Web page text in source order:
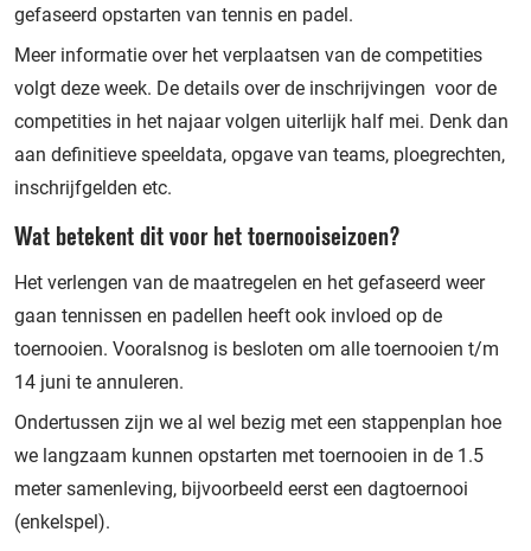
gefaseerd opstarten van tennis en padel.
Meer informatie over het verplaatsen van de competities
volgt deze week. De details over de inschrijvingen voor de
competities in het najaar volgen uiterlijk half mei. Denk dan
aan definitieve speeldata, opgave van teams, ploegrechten,
inschrijfgelden etc.
Wat betekent dit voor het toernooiseizoen?
Het verlengen van de maatregelen en het gefaseerd weer
gaan tennissen en padellen heeft ook invloed op de
toernooien. Vooralsnog is besloten om alle toernooien t/m
14 juni te annuleren.
Ondertussen zijn we al wel bezig met een stappenplan hoe
we langzaam kunnen opstarten met toernooien in de 1.5
meter samenleving, bijvoorbeeld eerst een dagtoernooi
(enkelspel).